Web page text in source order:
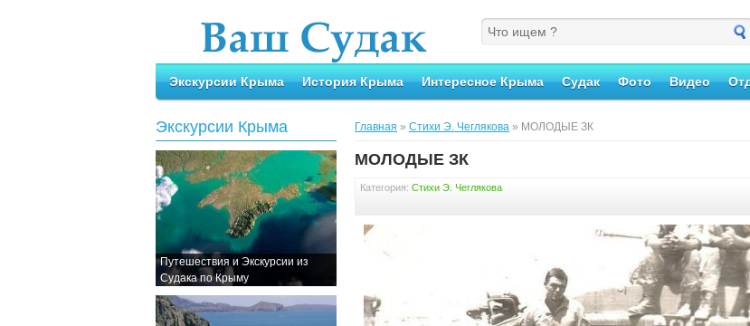
Экскурсии Крыма История Крыма Интересное Крыма Судак Фото Видео
Экскурсии Крыма
Путешествия и Экскурсии из
Судака по Крыму
Главная » Стихи Э. Чеглякова » МОЛОДЫЕ ЗК
МОЛОДЫЕ ЗК
Категория: Стихи Э. Чеглякова